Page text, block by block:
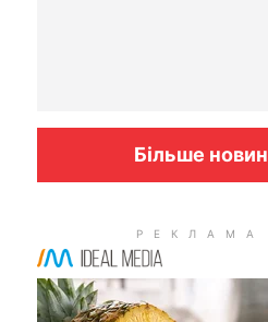
Більше новин